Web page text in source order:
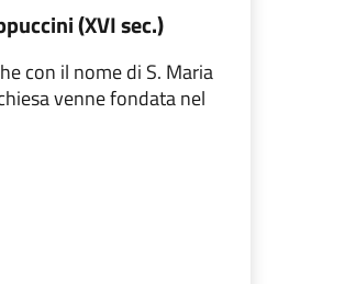
(XVI sec.)
con il nome di S. Maria
venne fondata nel